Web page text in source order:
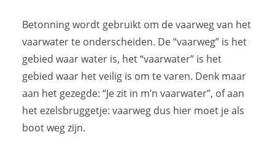
Betonning wordt gebruikt om de vaarweg van het
vaarwater te onderscheiden. De “vaarweg” is het
gebied waar water is, het “vaarwater” is het
gebied waar het veilig is om te varen. Denk maar
aan het gezegde: “Je zit in m’n vaarwater”, of aan
het ezelsbruggetje: vaarweg dus hier moet je als
boot weg zijn.